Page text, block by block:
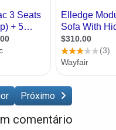
Próximo
comentário